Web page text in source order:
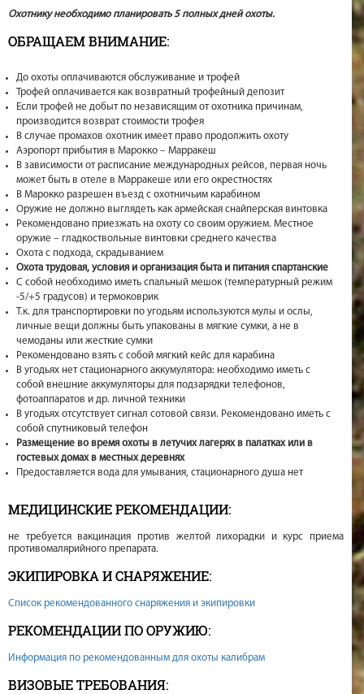
Охотнику необходимо планировать 5 полных дней охоты.
ОБРАЩАЕМ ВНИМАНИЕ:
До охоты оплачиваются обслуживание и трофей
Трофей оплачивается как возвратный трофейный депозит
Если трофей не добыт по независящим от охотника причинам,
производится возврат стоимости трофея
В случае промахов охотник имеет право продолжить охоту
Аэропорт прибытия в Марокко – Марракеш
В зависимости от расписание международных рейсов, первая ночь
может быть в отеле в Марракеше или его окрестностях
В Марокко разрешен въезд с охотничьим карабином
Оружие не должно выглядеть как армейская снайперская винтовка
Рекомендовано приезжать на охоту со своим оружием. Местное
оружие – гладкоствольные винтовки среднего качества
Охота с подхода, скрадыванием
Охота трудовая, условия и организация быта и питания спартанские
С собой необходимо иметь спальный мешок (температурный режим
-5/+5 градусов) и термоковрик
Т.к. для транспортировки по угодьям используются мулы и ослы,
личные вещи должны быть упакованы в мягкие сумки, а не в
чемоданы или жесткие сумки
Рекомендовано взять с собой мягкий кейс для карабина
В угодьях нет стационарного аккумулятора: необходимо иметь с
собой внешние аккумуляторы для подзарядки телефонов,
фотоаппаратов и др. личной техники
В угодьях отсутствует сигнал сотовой связи. Рекомендовано иметь с
собой спутниковый телефон
Размещение во время охоты в летучих лагерях в палатках или в
гостевых домах в местных деревнях
Предоставляется вода для умывания, стационарного душа нет
МЕДИЦИНСКИЕ РЕКОМЕНДАЦИИ:
не требуется вакцинация против желтой лихорадки и курс приема
противомалярийного препарата.
ЭКИПИРОВКА И СНАРЯЖЕНИЕ:
Список рекомендованного снаряжения и экипировки
РЕКОМЕНДАЦИИ ПО ОРУЖИЮ:
Информация по рекомендованным для охоты калибрам
ВИЗОВЫЕ ТРЕБОВАНИЯ: